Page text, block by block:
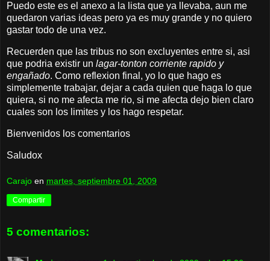
Puedo este es el anexo a la lista que ya llevaba, aun me
quedaron varias ideas pero ya es muy grande y no quiero
gastar todo de una vez.
Recuerden que las tribus no son excluyentes entre si, asi
que podria existir un lagar-tonton corriente rapido y
engañado. Como reflexion final, yo lo que hago es
simplemente trabajar, dejar a cada quien que haga lo que
quiera, si no me afecta me rio, si me afecta dejo bien claro
cuales son los limites y los hago respetar.
Bienvenidos los comentarios
Saludox
Carajo en martes, septiembre 01, 2009
Compartir
5 comentarios: